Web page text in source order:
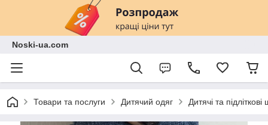
Noski-ua.com
Товари та послуги Дитячий одяг Дитячі та